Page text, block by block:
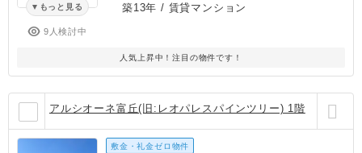
もっと見る
9人検討中
築13年 / 賃貸マンション
人気上昇中！注目の物件です！
アルシオーネ富丘(旧:レオパレスパインツリー) 1階
敷金・礼金ゼロ物件